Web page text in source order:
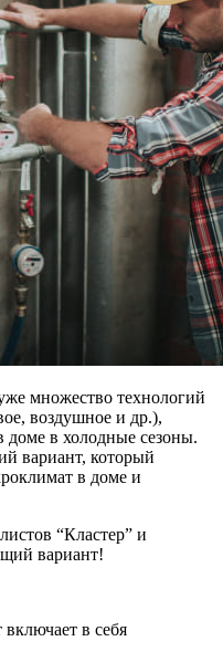
множество технологий
воздушное и др.),
доме в холодные сезоны.
вариант, который
в доме и
“Кластер” и
вариант!
в себя